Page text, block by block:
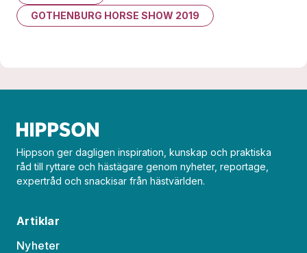
GOTHENBURG HORSE SHOW 2019
Hippson ger dagligen inspiration, kunskap och praktiska
råd till ryttare och hästägare genom nyheter, reportage,
expertråd och snackisar från hästvärlden.
Artiklar
Nyheter